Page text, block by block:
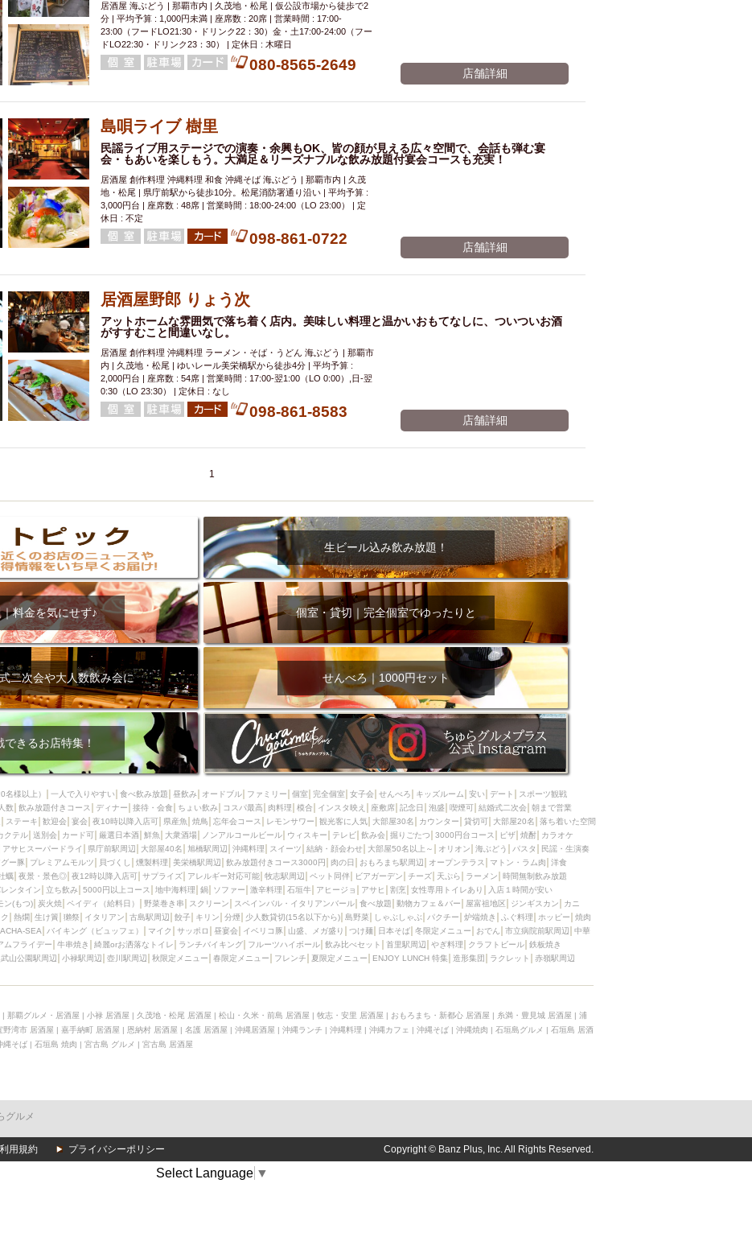
居酒屋 海ぶどう | 那覇市内 | 久茂地・松尾 | 仮公設市場から徒歩で2
分 | 平均予算 : 1,000円未満 | 座席数 : 20席 | 営業時間 : 17:00-
23:00（フードLO21:30・ドリンク22：30）金・土17:00-24:00（フー
ドLO22:30・ドリンク23：30） | 定休日 : 木曜日
080-8565-2649 店舗詳細
島唄ライブ 樹里
民謡ライブ用ステージでの演奏・余興もOK、皆の顔が見える広々空間で、会話も弾む宴
会・もあいを楽しもう。大満足＆リーズナブルな飲み放題付宴会コースも充実！
居酒屋 創作料理 沖縄料理 和食 沖縄そば 海ぶどう | 那覇市内 | 久茂
地・松尾 | 県庁前駅から徒歩10分。松尾消防署通り沿い | 平均予算 :
3,000円台 | 座席数 : 48席 | 営業時間 : 18:00-24:00（LO 23:00） | 定
休日 : 不定
098-861-0722 店舗詳細
居酒屋野郎 りょう次
アットホームな雰囲気で落ち着く店内。美味しい料理と温かいおもてなしに、ついついお酒
がすすむこと間違いなし。
居酒屋 創作料理 沖縄料理 ラーメン・そば・うどん 海ぶどう | 那覇市
内 | 久茂地・松尾 | ゆいレール美栄橋駅から徒歩4分 | 平均予算 :
2,000円台 | 座席数 : 54席 | 営業時間 : 17:00-翌1:00（LO 0:00）,日-翌
0:30（LO 23:30） | 定休日 : なし
098-861-8583 店舗詳細
1
生ビール込み飲み放題！
料金を気にせず♪ 個室・貸切｜完全個室でゆったりと
二次会や大人数飲み会に せんべろ｜1000円セット
きるお店特集！
名様以上） 一人で入りやすい 食べ飲み放題 昼飲み オードブル ファミリー 個室 完全個室 女子会 せんべろ キッズルーム 安い デート
スポーツ観戦
数 飲み放題付きコース ディナー 接待・会食 ちょい飲み コスパ最高 肉料理 模合 インスタ映え 座敷席 記念日 泡盛 喫煙可 結婚式二次会 朝まで営業
ステーキ 歓迎会 宴会 夜10時以降入店可 県産魚 焼鳥 忘年会コース レモンサワー 観光客に人気 大部屋30名 カウンター 貸切可 大部屋20名
落ち着いた空間
クテル 送別会 カード可 厳選日本酒 鮮魚 大衆酒場 ノンアルコールビール ウィスキー テレビ 飲み会 掘りごたつ 3000円台コース ピザ 焼酎
カラオケ
アサヒスーパードライ 県庁前駅周辺 大部屋40名 旭橋駅周辺 沖縄料理 スイーツ 結納・顔会わせ 大部屋50名以上～ オリオン 海ぶどう パスタ
民謡・生演奏
グー豚 プレミアムモルツ 貝づくし 燻製料理 美栄橋駅周辺 飲み放題付きコース3000円 肉の日 おもろまち駅周辺 オープンテラス マトン・ラム肉
洋食
蠣 夜景・景色◎ 夜12時以降入店可 サプライズ アレルギー対応可能 牧志駅周辺 ペット同伴 ビアガーデン チーズ 天ぷら ラーメン
時間無制飲み放題
レンタイン 立ち飲み 5000円以上コース 地中海料理 鍋 ソファー 激辛料理 石垣牛 アヒージョ アサヒ 割烹 女性専用トイレあり
入店１時間が安い
ン(もつ) 炭火焼 ペイディ（給料日） 野菜巻き串 スクリーン スペインバル・イタリアンバール 食べ放題 動物カフェ＆バー 屋富祖地区 ジンギスカン
カニ
熱燗 生け簀 獺祭 イタリアン 古島駅周辺 餃子 キリン 分煙 少人数貸切(15名以下から) 島野菜 しゃぶしゃぶ パクチー 炉端焼き ふぐ料理 ホッピー
焼肉
SEA バイキング（ビュッフェ） マイク サッポロ 昼宴会 イベリコ豚 山盛、メガ盛り つけ麺 日本そば 冬限定メニュー おでん 市立病院前駅周辺
中華
ムフライデー 牛串焼き 綺麗orお洒落なトイレ ランチバイキング フルーツハイボール 飲み比べセット 首里駅周辺 やぎ料理 クラフトビール 鉄板焼き
山公園駅周辺 小禄駅周辺 壺川駅周辺 秋限定メニュー 春限定メニュー フレンチ 夏限定メニュー ENJOY LUNCH 特集 造形集団 ラクレット
赤嶺駅周辺
| 那覇グルメ・居酒屋 | 小禄 居酒屋 | 久茂地・松尾 居酒屋 | 松山・久米・前島 居酒屋 | 牧志・安里 居酒屋 | おもろまち・新都心 居酒屋 | 糸満・豊見城 居酒屋 | 浦
野湾市 居酒屋 | 嘉手納町 居酒屋 | 恩納村 居酒屋 | 名護 居酒屋 | 沖縄居酒屋 | 沖縄ランチ | 沖縄料理 | 沖縄カフェ | 沖縄そば | 沖縄焼肉 | 石垣島グルメ | 石垣島 居酒
縄そば | 石垣島 焼肉 | 宮古島 グルメ | 宮古島 居酒屋
グルメ
利用規約 プライバシーポリシー Copyright © Banz Plus, Inc. All Rights Reserved.
Select Language ▼